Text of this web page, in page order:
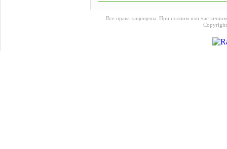
Все права защищены. При полном или частичном